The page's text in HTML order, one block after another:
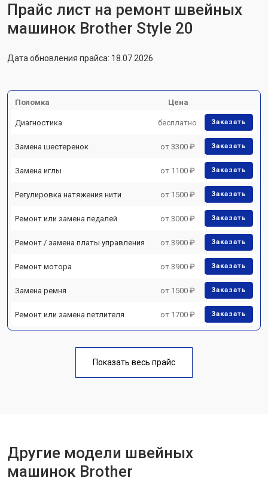
Прайс лист на ремонт швейных
машинок Brother Style 20
Дата обновления прайса: 18.07.2026
Поломка Цена
Диагностика бесплатно Заказать
Замена шестеренок от 3300 ₽ Заказать
Замена иглы от 1100 ₽ Заказать
Регулировка натяжения нити от 1500 ₽ Заказать
Ремонт или замена педалей от 3000 ₽ Заказать
Ремонт / замена платы управления от 3900 ₽ Заказать
Ремонт мотора от 3900 ₽ Заказать
Замена ремня от 1500 ₽ Заказать
Ремонт или замена петлителя от 1700 ₽ Заказать
Показать весь прайс
Другие модели швейных
машинок Brother